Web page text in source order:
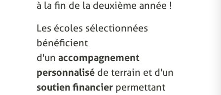
à la fin de la deuxième année !
Les écoles sélectionnées
bénéficient
d'un accompagnement
personnalisé de terrain et d'un
soutien financier permettant